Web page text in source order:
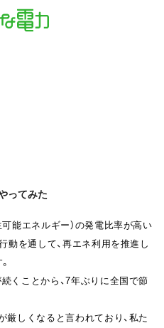
ってみた
能エネルギー）の発電比率が高い
動を通して、再エネ利用を推進し
くことから、7年ぶりに全国で節
厳しくなると言われており、私た